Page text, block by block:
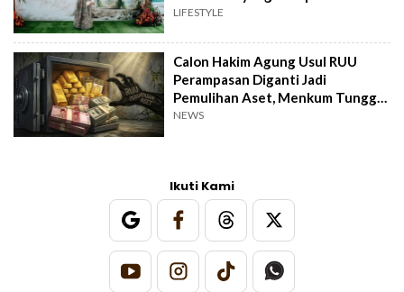
hingga Kini
LIFESTYLE
Calon Hakim Agung Usul RUU
Perampasan Diganti Jadi
Pemulihan Aset, Menkum Tunggu
Langkah DPR
NEWS
Ikuti Kami